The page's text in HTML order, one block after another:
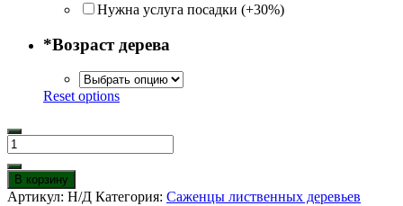
Нужна услуга посадки (+30%)
*Возраст дерева
Reset options
Количество
товара
Лох
серебристый
В корзину
Артикул: Н/Д Категория: Саженцы лиственных деревьев